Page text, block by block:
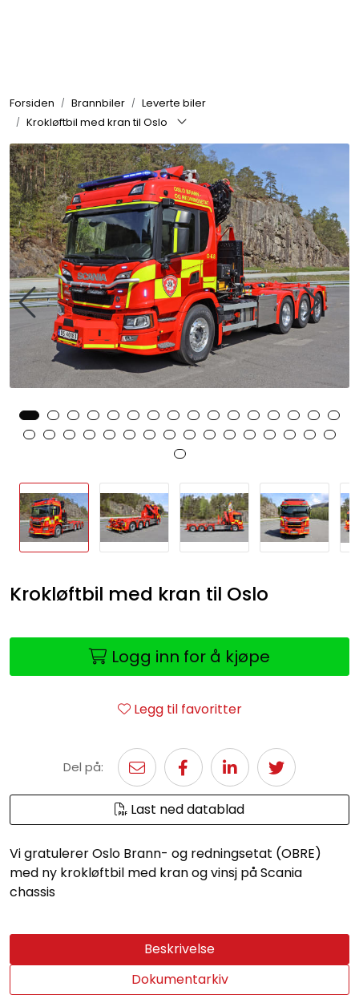
Forsiden Brannbiler
Leverte biler
Krokløftbil med kran til Oslo
Krokløftbil med kran til Oslo
Logg inn for å kjøpe
Legg til favoritter
Del på:
Last ned datablad
Vi gratulerer Oslo Brann- og redningsetat (OBRE)
med ny krokløftbil med kran og vinsj på Scania
chassis
Beskrivelse
Dokumentarkiv
Produkter
Reservedeler
Nyheter
Om oss
Kvalitet og miljø